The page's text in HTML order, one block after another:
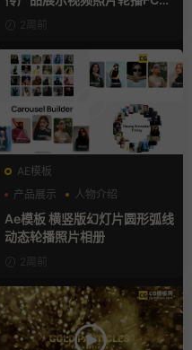
X插件
2周前
AE模板
产品展示
人物介绍
团队介绍
Ae模板 横竖版幻灯片圆形弧线
动态轮播照片相册
2周前